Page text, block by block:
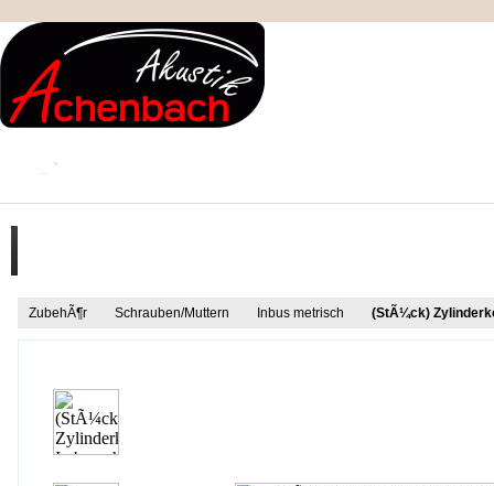
ZubehÃ¶r Schrauben/Muttern Inbus metrisch (StÃ¼ck)